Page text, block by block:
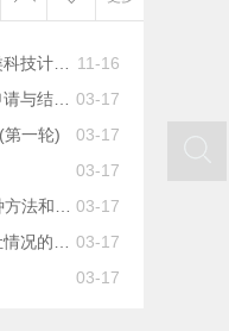
11-16
大重点…
11-16
目的…
03-17
等有关…
03-17
一轮)
03-17
03-17
应用”…
03-17
的公示
03-17